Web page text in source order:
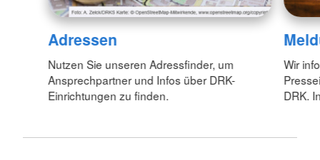
Adressen
Nutzen Sie unseren Adressfinder, um
Ansprechpartner und Infos über DRK-
Einrichtungen zu finden.
Wir
DRK.